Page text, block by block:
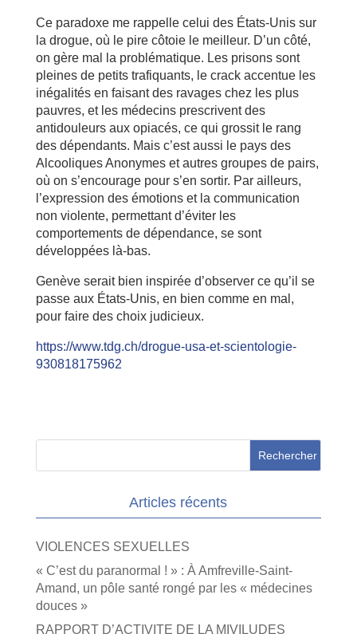
Ce paradoxe me rappelle celui des États-Unis sur
la drogue, où le pire côtoie le meilleur. D’un côté,
on gère mal la problématique. Les prisons sont
pleines de petits trafiquants, le crack accentue les
inégalités en faisant des ravages chez les plus
pauvres, et les médecins prescrivent des
antidouleurs aux opiacés, ce qui grossit le rang
des dépendants. Mais c’est aussi le pays des
Alcooliques Anonymes et autres groupes de pairs,
où on s’encourage pour s’en sortir. Par ailleurs,
l’expression des émotions et la communication
non violente, permettant d’éviter les
comportements de dépendance, se sont
développées là-bas.
Genève serait bien inspirée d’observer ce qu’il se
passe aux États-Unis, en bien comme en mal,
pour faire des choix judicieux.
https://www.tdg.ch/drogue-usa-et-scientologie-
930818175962
Articles récents
VIOLENCES SEXUELLES
« C’est du paranormal ! » : À Amfreville-Saint-
Amand, un pôle santé rongé par les « médecines
douces »
RAPPORT D’ACTIVITE DE LA MIVILUDES